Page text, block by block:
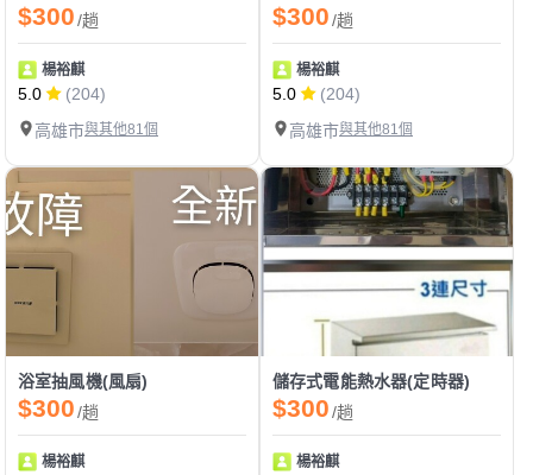
$300/趟
楊裕麒
5.0
(204)
高雄市與其他81個
$300/趟
楊裕麒
5.0
(204)
高雄市與其他81個
浴室抽風機(風扇)
$300/趟
楊裕麒
儲存式電能熱水器(定時器)
$300/趟
楊裕麒